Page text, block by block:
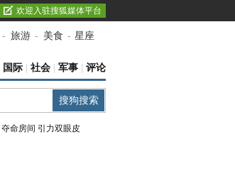
欢迎入驻搜狐媒体平台
- 旅游 - 美食 - 星座
国际 社会 军事 评论
夺命房间 引力双眼皮